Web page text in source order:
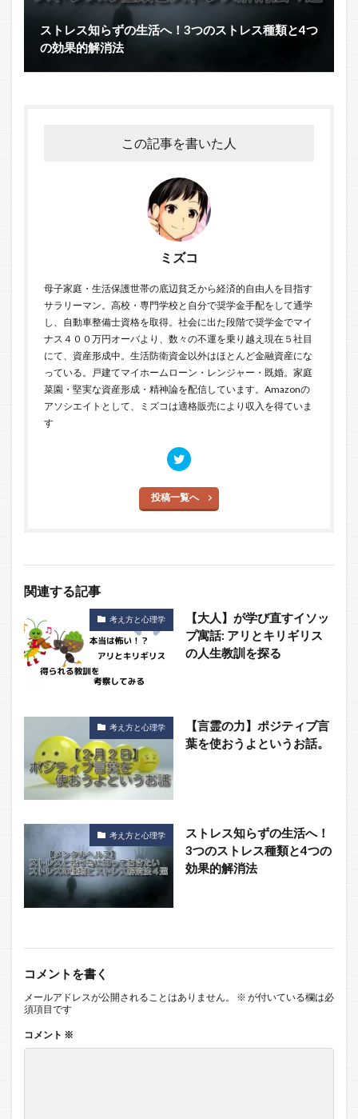
ストレス知らずの生活へ！3つのストレス種類と4つ
の効果的解消法
この記事を書いた人
ミズコ
母子家庭・生活保護世帯の底辺貧乏から経済的自由人を目指す
サラリーマン。高校・専門学校と自分で奨学金手配をして通学
し、自動車整備士資格を取得。社会に出た段階で奨学金でマイ
ナス４００万円オーバより、数々の不運を乗り越え現在５社目
にて、資産形成中。生活防衛資金以外はほとんど金融資産にな
っている。戸建てマイホームローン・レンジャー・既婚。家庭
菜園・堅実な資産形成・精神論を配信しています。Amazonの
アソシエイトとして、ミズコは適格販売により収入を得ていま
す
投稿一覧へ
関連する記事
考え方と心理学
【大人】が学び直すイソッ
プ寓話: アリとキリギリス
の人生教訓を探る
考え方と心理学
【言霊の力】ポジティブ言
葉を使おうよというお話。
考え方と心理学
ストレス知らずの生活へ！
3つのストレス種類と4つの
効果的解消法
コメントを書く
メールアドレスが公開されることはありません。 ※ が付いている欄は必
須項目です
コメント ※